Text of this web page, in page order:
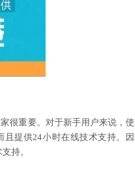
很重要。对于新手用户来说，使
提供24小时在线技术支持。因
持。